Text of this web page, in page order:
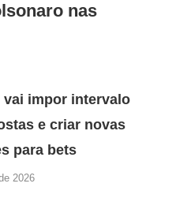
nas
vai impor intervalo
e criar novas
para bets
2026